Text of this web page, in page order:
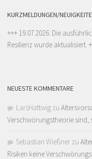
KURZMELDUNGEN/
+++ 19.07.2026: Die
Resilienz wurde aktualisiert.
NEUESTE KOMMENTARE
LarsHattwig zu
Verschwörungstheorie sind,
Sebastian Wießner zu
Risiken keine